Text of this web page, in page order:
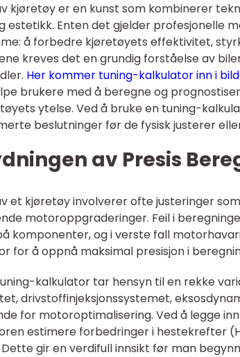
kjøretøy er en kunst som kombinerer
estetikk. Enten det gjelder profesjonelle
å forbedre kjøretøyets effektivitet,
kreves det en grundig forståelse av
Her kommer tuning-kalkulator inn i
brukere med å beregne og
ytelse. Ved å bruke en tuning-
beslutninger før de fysisk justerer
av Presis
et kjøretøy involverer ofte justeringer
motoroppgraderinger. Feil i
komponenter, og i verste fall
for å oppnå maksimal presisjon i
kalkulator tar hensyn til en rekke
drivstoffinjeksjonssystemet,
for motoroptimalisering. Ved å legge
estimere forbedringer i hestekrefter
gir en verdifull innsikt før man